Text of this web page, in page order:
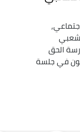
الحق
في جلسة